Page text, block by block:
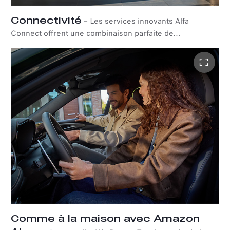
Connectivité – Les services innovants Alfa
Connect offrent une combinaison parfaite de
technologies de pointe, d'applications et d'outils en ligne
pour vous permettre de gérer et de superviser votre Alfa
Romeo, où que vous soyez. Profitez de la puissance
d'Android Auto™ et d'Apple CarPlay pour une expérience
entièrement intégrée pendant vos déplacements. De
plus, grâce à l'application mobile My Alfa Connect,
accédez à une suite de services connectés pour
améliorer vos expériences de conduite. Choisissez parmi
deux packs complets : Connect ONE et Connect PLUS,
chacun conçu pour améliorer votre voyage de manière
distincte.
Comme à la maison avec Amazon